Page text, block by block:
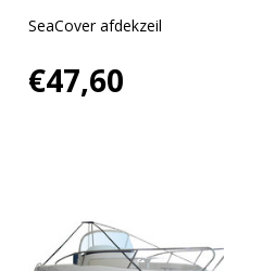
SeaCover afdekzeil
€47,60